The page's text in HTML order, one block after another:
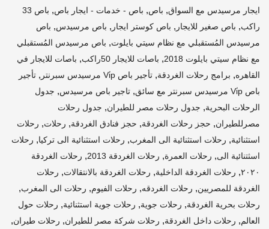
ايجار مرسيدس مع السواق, باص, باص - خدمات - ايجار باص,
باص 33
راكب, باص صغير للايجار , باص كوستر ايجار , باص مرسيدس, باص
مرسيدس المُستقبلي مع نظام سيتي بايلوت, باص مرسيدس المُستقبلي
مع نظام سيتي بايلوت 2018
, باصات للايجار 50راكب , باصات للايجار في
القاهره, برامج رحلات الغردقة, تأجير باص Vi̇p مرسيدس سبرنتر , تأجير
باص Vi̇p مرسيدس سبرنتر مع سائق
, تاجير باص مرسيدس, جدول
الرحلات البحرية, جدول رحلات مصر للطيران, جدول رحلات
مصرللطيران, حجز رحلات الغردقة, حجز فنادق الغردقة, رحلات, رحلات
استثنائية, رحلات استثنائية الى المغرب, رحلات استثنائية الى تركيا, رحلات
اسثتنائية الى, رحلات العمرة, رحلات الغردقة 2013 , رحلات الغردقة
٢٠٢٠, رحلات الغردقة الداخلية, رحلات الغردقة بالانتقالات, رحلات
الغردقة للمصريين, رحلات الغردقه, رحلات الفيوم, رحلات الى المغرب,
رحلات بحرية الغردقة, رحلات جوية, رحلات جوية استثنائية, رحلات حول
العالم, رحلات داخل الغردقة, رحلات شركة مصر للطيران, رحلات طيران,